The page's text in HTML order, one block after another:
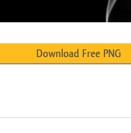
Download Free PNG